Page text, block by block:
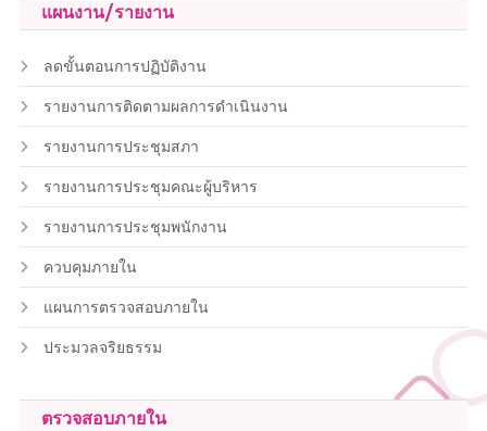
แผนงาน/รายงาน
ลดขั้นตอนการปฏิบัติงาน
รายงานการติดตามผลการดำเนินงาน
รายงานการประชุมสภา
รายงานการประชุมคณะผู้บริหาร
รายงานการประชุมพนักงาน
ควบคุมภายใน
แผนการตรวจสอบภายใน
ประมวลจริยธรรม
ตรวจสอบภายใน